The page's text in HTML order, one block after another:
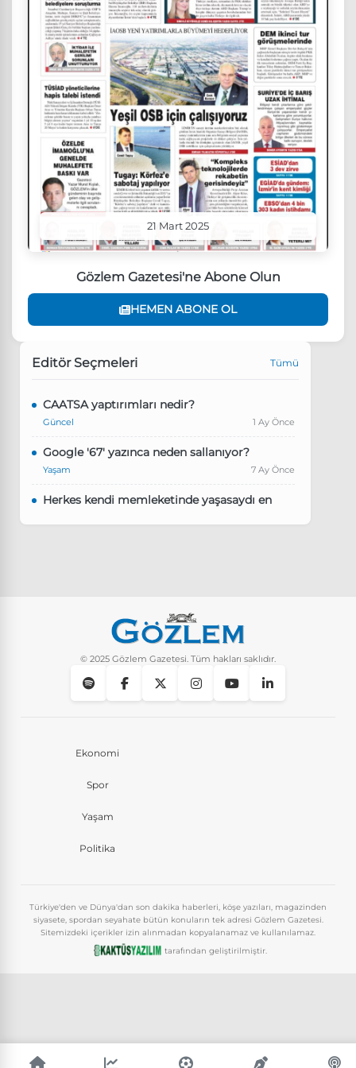
21 Mart 2025
Gözlem Gazetesi'ne Abone Olun
HEMEN ABONE OL
Editör Seçmeleri Tümü
CAATSA yaptırımları nedir?
Güncel 1 Ay Önce
Google '67' yazınca neden sallanıyor?
Yaşam 7 Ay Önce
Herkes kendi memleketinde yaşasaydı en
Instagram’da keşfet nasıl temizlenir?
© 2025 Gözlem Gazetesi. Tüm hakları saklıdır.
Ekonomi
Spor
Yaşam
Politika
Türkiye'den ve Dünya'dan son dakika haberleri, köşe yazıları, magazinden
siyasete, spordan seyahate bütün konuların tek adresi Gözlem Gazetesi.
Sitemizdeki içerikler izin alınmadan kopyalanamaz ve kullanılamaz.
tarafından geliştirilmiştir.